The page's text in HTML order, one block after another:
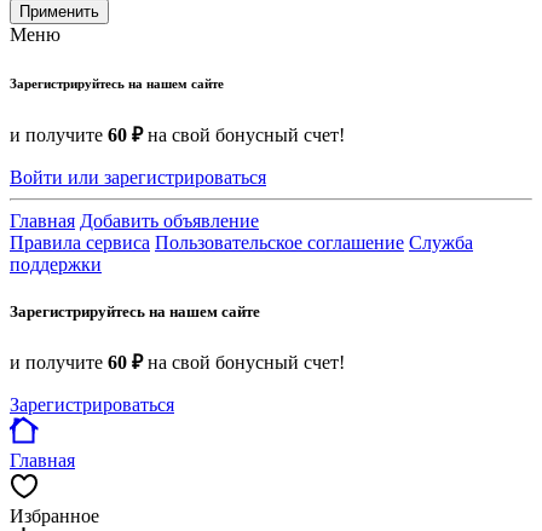
Применить
Меню
Зарегистрируйтесь на нашем сайте
и получите 60 ₽на свой бонусный счет!
Войти или зарегистрироваться
Главная Добавить объявление
Правила сервиса Пользовательское соглашение Служба
поддержки
Зарегистрируйтесь на нашем сайте
и получите 60 ₽на свой бонусный счет!
Зарегистрироваться
Главная
Избранное